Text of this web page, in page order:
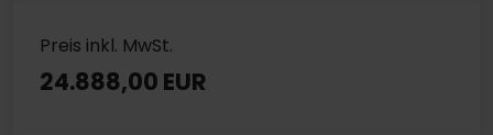
Preis inkl. MwSt.
24.888,00 EUR